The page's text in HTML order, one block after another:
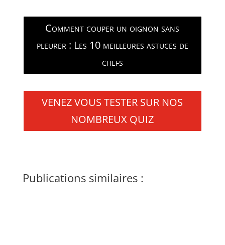
Comment couper un oignon sans
pleurer : Les 10 meilleures astuces de
chefs
VENEZ VOUS TESTER SUR NOS
NOMBREUX QUIZ
Publications similaires :